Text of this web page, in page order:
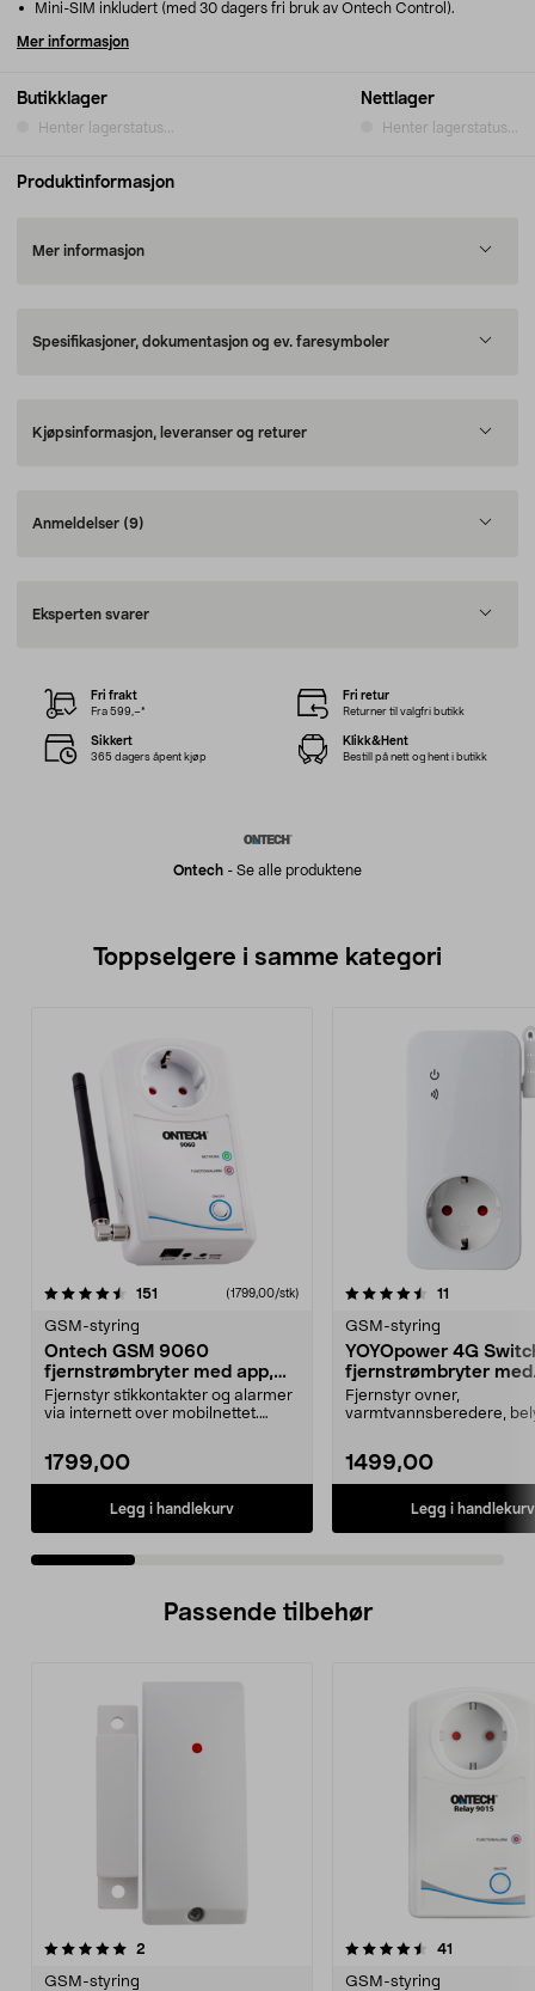
Butikklager
Henter lagerstatus...
Nettlager
Henter lagerstatus...
Mini-SIM inkludert (med 30 dagers fri bruk av Ontech Control).
Mer informasjon
Produktinformasjon
Mer informasjon
Spesifikasjoner, dokumentasjon og ev. faresymboler
Kjøpsinformasjon, leveranser og returer
Anmeldelser (9)
Eksperten svarer
Ontech - Se alle produktene
Fri frakt
Fra 599,–*
Fri retur
Returner til valgfri butikk
Sikkert
365 dagers åpent kjøp
Klikk&Hent
Bestill på nett og hent i butikk
Toppselgere i samme kategori
151 anmeldelser(1799,00/stk)
GSM-styring
Ontech GSM 9060
fjernstrømbryter med app,
4G
Fjernstyr stikkontakter og alarmer
via internett over mobilnettet.
1799,00
Legg i handlekurv
4.5 av 5 stjerner 11
GSM-styring
YOYOpower 4G
fjernstrømbryter med
temperaturalarm
Fjernstyr ovner,
varmtvannsberedere,
1499,00
Legg i handlekurv
4.5 av 5 stjerner
Passende tilbehør
2
GSM-styring
4.5av 5 stjerner 41
GSM-styring
4.5av 5 stjerner